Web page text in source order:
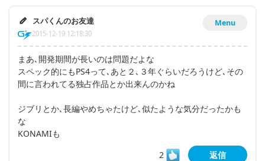
Menu
スパくんのお友達
2015-12-19 12:18:30
まあ､開発期間が長いのは問題だよな
スペック的にもPS4って､あと２､３年ぐらいだろうけど､その
間に言われてる独占作品とか出来んのかね
ジブリとか､長編やめちゃたけど､似たような気分だったかも
な
KONAMIも
2
返信